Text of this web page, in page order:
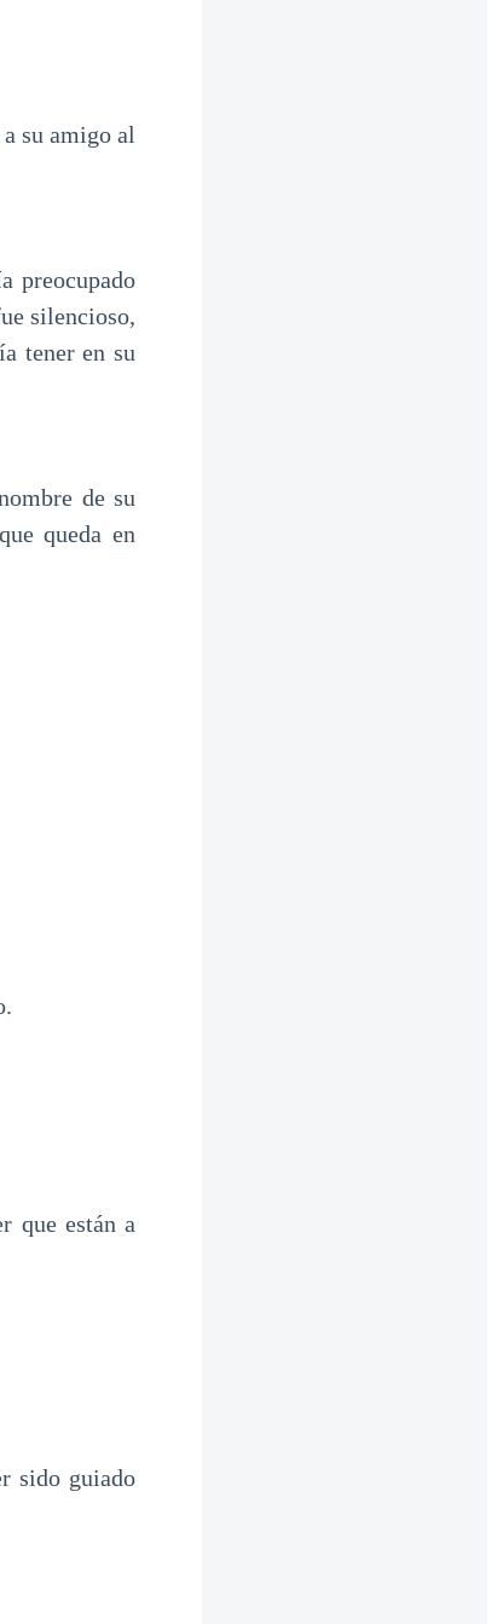
su amigo al
preocupado
silencioso,
tener en su
de su
queda en
que están a
sido guiado